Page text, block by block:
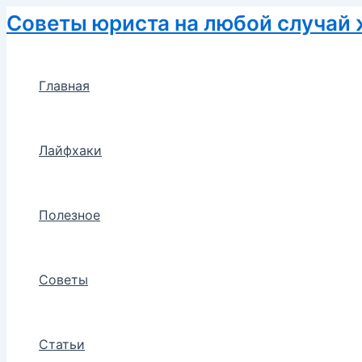
Перейти
к
Советы юриста на любой случай
Главная
Лайфхаки
Полезное
Советы
Статьи